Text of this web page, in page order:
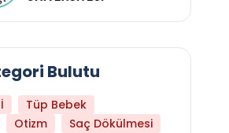
Bulutu
Tüp Bebek
Otizm
Saç Dökülmesi